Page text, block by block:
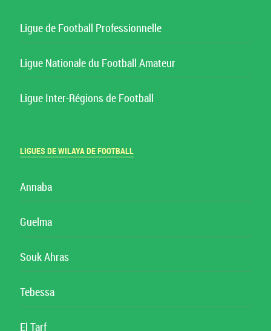
Ligue de Football Professionnelle
Ligue Nationale du Football Amateur
Ligue Inter-Régions de Football
LIGUES DE WILAYA DE FOOTBALL
Annaba
Guelma
Souk Ahras
Tebessa
El Tarf